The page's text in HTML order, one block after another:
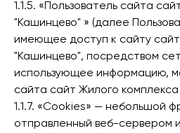
1.1.5. «Пользователь сайта
"Кашинцево" » (далее
имеющее доступ к сайту
"Кашинцево", посредством
использующее информацию,
сайта сайт Жилого
1.1.7. «Cookies» — небольшой
отправленный веб-сервером